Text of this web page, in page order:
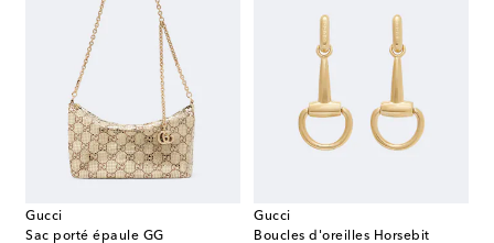
Gucci
Sac porté épaule GG
Gucci
Boucles d'oreilles Horsebit